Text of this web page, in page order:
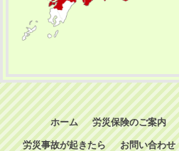
ホーム 労災保険のご案内
労災事故が起きたら お問い合わせ